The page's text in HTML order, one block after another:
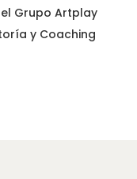
Grupo Artplay
y Coaching